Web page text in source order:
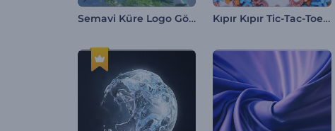
Semavi Küre Logo Gösterimi Kıpır Kıpır Tic-Tac-Toe İntro